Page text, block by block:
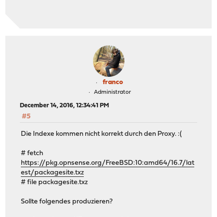
franco
Administrator
December 14, 2016, 12:34:41 PM
#5
Die Indexe kommen nicht korrekt durch den Proxy. :(
# fetch
https://pkg.opnsense.org/FreeBSD:10:amd64/16.7/lat
est/packagesite.txz
# file packagesite.txz
Sollte folgendes produzieren?